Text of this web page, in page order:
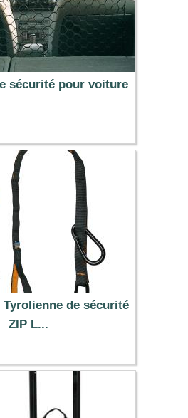
sécurité pour voiture
7.99 €
Tyrolienne de sécurité
ZIP L...
29.90 €